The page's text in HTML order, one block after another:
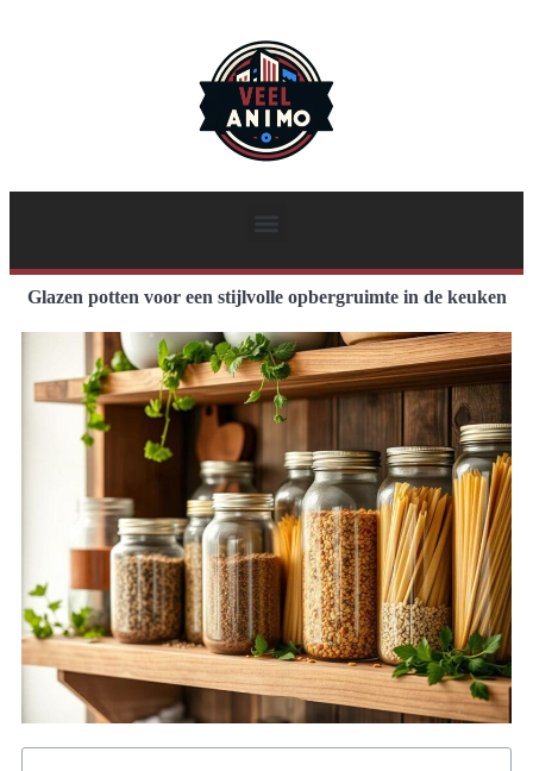
Glazen potten voor een stijlvolle opbergruimte in de keuken